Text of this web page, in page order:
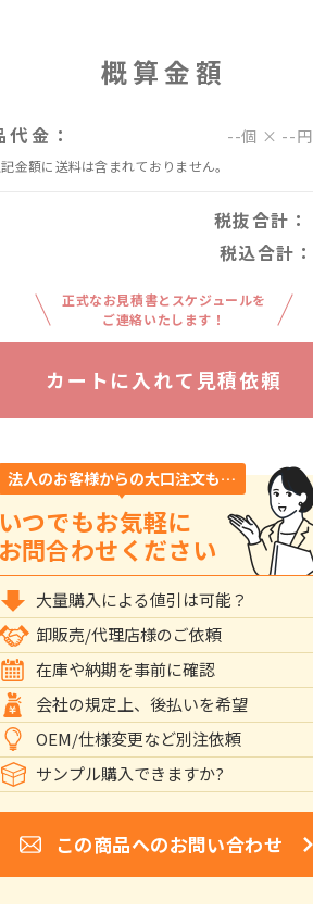
概算金額
代金： --個 × --円
記金額に送料は含まれておりません。
税抜合計：
税込合計：
正式なお見積書とスケジュールを
ご連絡いたします！
カートに入れて見積依頼
法人のお客様からの大口注文も…
いつでもお気軽に
お問合わせください
大量購入による値引は可能？
卸販売/代理店様のご依頼
在庫や納期を事前に確認
会社の規定上、後払いを希望
OEM/仕様変更など別注依頼
サンプル購入できますか?
この商品へのお問い合わせ